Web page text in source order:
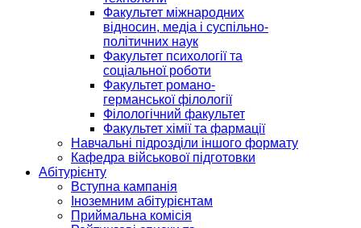
Факультет міжнародних
відносин, медіа і суспільно-
політичних наук
Факультет психології та
соціальної роботи
Факультет романо-
германської філології
Філологічний факультет
Факультет хімії та фармації
Навчальні підрозділи іншого формату
Кафедра військової підготовки
Абітурієнту
Вступна кампанія
Іноземним абітурієнтам
Приймальна комісія